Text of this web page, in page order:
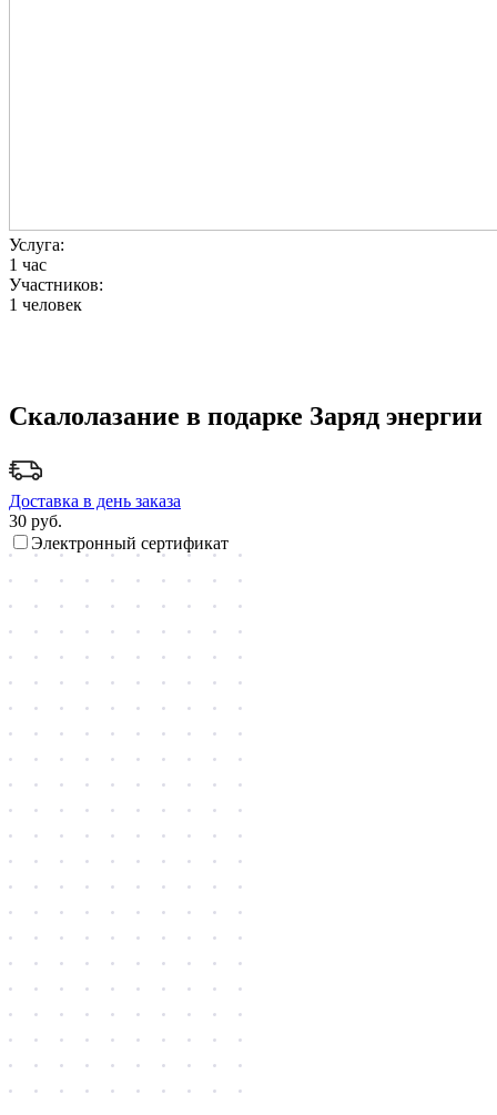
Услуга:
1 час
Участников:
1 человек
Скалолазание в подарке Заряд энергии
Доставка в день заказа
30 руб.
Электронный сертификат